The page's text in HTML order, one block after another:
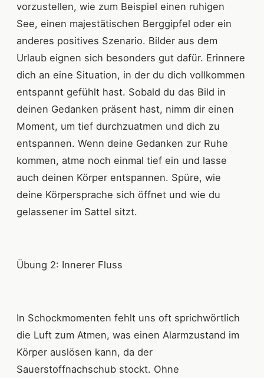
vorzustellen, wie zum Beispiel einen ruhigen
See, einen majestätischen Berggipfel oder ein
anderes positives Szenario. Bilder aus dem
Urlaub eignen sich besonders gut dafür. Erinnere
dich an eine Situation, in der du dich vollkommen
entspannt gefühlt hast. Sobald du das Bild in
deinen Gedanken präsent hast, nimm dir einen
Moment, um tief durchzuatmen und dich zu
entspannen. Wenn deine Gedanken zur Ruhe
kommen, atme noch einmal tief ein und lasse
auch deinen Körper entspannen. Spüre, wie
deine Körpersprache sich öffnet und wie du
gelassener im Sattel sitzt.
Übung 2: Innerer Fluss
In Schockmomenten fehlt uns oft sprichwörtlich
die Luft zum Atmen, was einen Alarmzustand im
Körper auslösen kann, da der
Sauerstoffnachschub stockt. Ohne